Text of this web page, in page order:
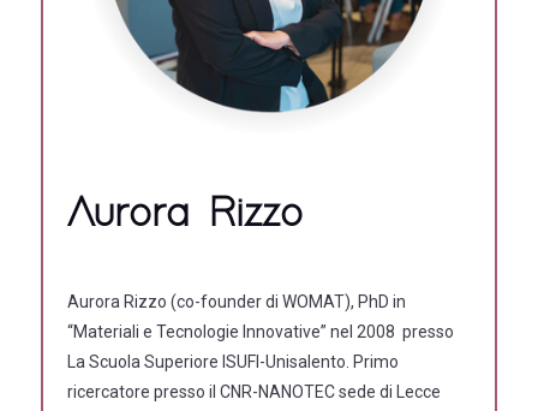
Aurora Rizzo
Aurora Rizzo (co-founder di WOMAT), PhD in
“Materiali e Tecnologie Innovative” nel 2008 presso
La Scuola Superiore ISUFI-Unisalento. Primo
ricercatore presso il CNR-NANOTEC sede di Lecce